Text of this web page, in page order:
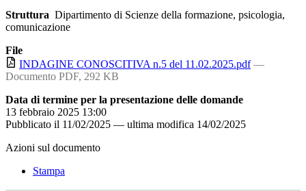
Struttura Dipartimento di Scienze della formazione, psicologia,
comunicazione
File
INDAGINE CONOSCITIVA n.5 del 11.02.2025.pdf —
Documento PDF, 292 KB
Data di termine per la presentazione delle domande
13 febbraio 2025 13:00
Pubblicato il 11/02/2025 — ultima modifica 14/02/2025
Azioni sul documento
Stampa